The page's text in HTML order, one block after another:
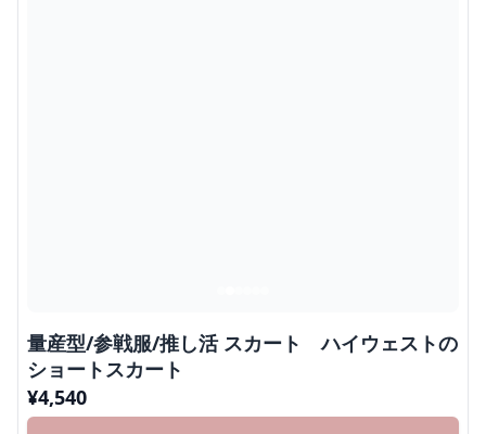
量産型/参戦服/推し活 スカート ハイウェストの
ショートスカート
¥4,540